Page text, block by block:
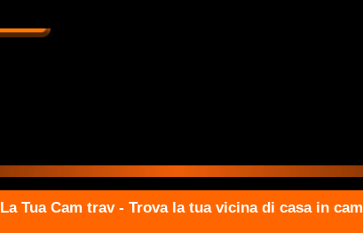
La Tua Cam trav - Trova la tua vicina di casa in cam